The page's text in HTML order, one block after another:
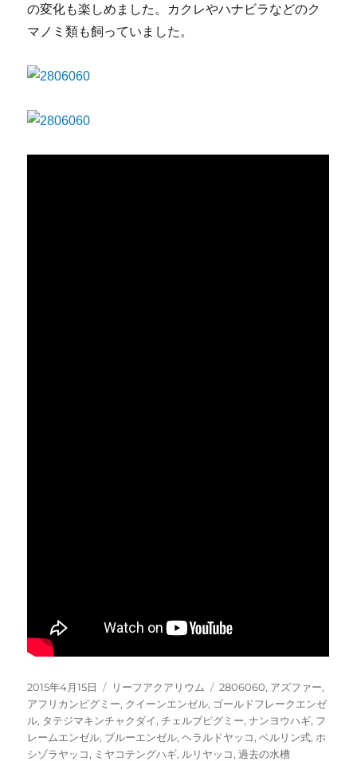
の変化も楽しめました。カクレやハナビラなどのク
マノミ類も飼っていました。
投
稿
日:
2015年4月15日
カ
テ
ゴ
リ
ー
リーフアクアリウム
タ
グ
2806060, アズファー,
アフリカンピグミー, クイーンエンゼル, ゴールドフレークエンゼ
ル, タテジマキンチャクダイ,チェルブピグミー,ナンヨウハギ, フ
レームエンゼル, ブルーエンゼル,ヘラルドヤッコ,ベルリン式, ホ
シゾラヤッコ, ミヤコテングハギ, ルリヤッコ,過去の水槽